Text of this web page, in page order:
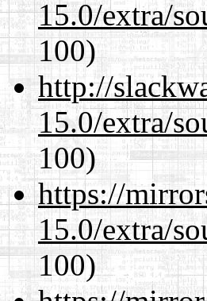
15.0/extra/
100)
http://
15.0/extra/
100)
https://
15.0/extra/
100)